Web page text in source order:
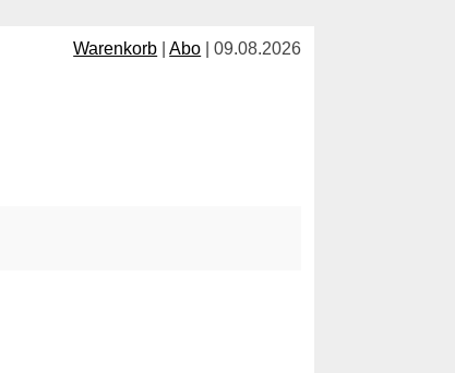
Warenkorb |Abo | 09.08.2026